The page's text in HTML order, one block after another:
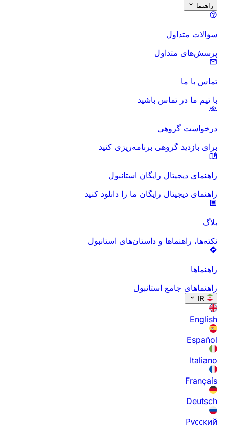
راهنما
سؤالات متداول
پرسش‌های متداول
تماس با ما
با تیم ما در تماس باشید
درخواست گروهی
برای بازدید گروهی برنامه‌ریزی کنید
راهنمای دیجیتال رایگان استانبول
راهنمای دیجیتال رایگان ما را دانلود کنید
بلاگ
نکته‌ها، راهنماها و داستان‌های استانبول
راهنماها
راهنماهای جامع استانبول
IR
English
Español
Italiano
Français
Deutsch
Русский